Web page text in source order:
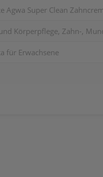
Agwa Super Clean
Körperpflege, Zahn-,
für Erwachsene